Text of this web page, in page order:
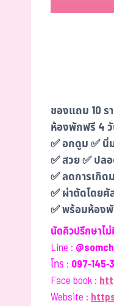
ของแถม 10 ร
ห้องพักฟรี 4
✅ อกดูม ✅ นิ่
✅ สวย ✅ ปล
✅ ลดการเกิด
✅ ผ่าตัดโดย
✅ พร้อมห้อง
นัดคิวปรึกษาไม่
Line :
โทร : 097-145-
Face book :
Website :